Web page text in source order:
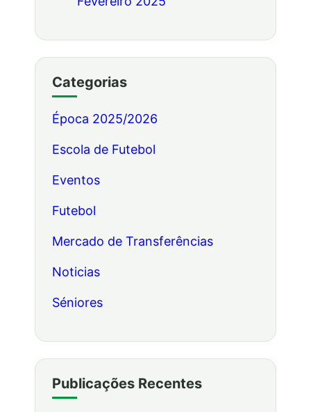
Categorias
Época 2025/2026
Escola de Futebol
Eventos
Futebol
Mercado de Transferências
Noticias
Séniores
Publicações Recentes